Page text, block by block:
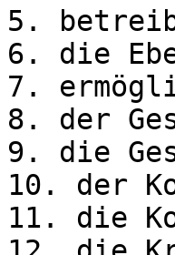
5.
6. die
7.
8. der
9. die
10. der
11. die